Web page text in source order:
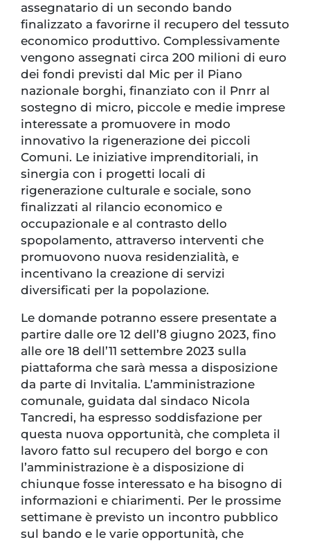
assegnatario di un secondo bando
finalizzato a favorirne il recupero del tessuto
economico produttivo. Complessivamente
vengono assegnati circa 200 milioni di euro
dei fondi previsti dal Mic per il Piano
nazionale borghi, finanziato con il Pnrr al
sostegno di micro, piccole e medie imprese
interessate a promuovere in modo
innovativo la rigenerazione dei piccoli
Comuni. Le iniziative imprenditoriali, in
sinergia con i progetti locali di
rigenerazione culturale e sociale, sono
finalizzati al rilancio economico e
occupazionale e al contrasto dello
spopolamento, attraverso interventi che
promuovono nuova residenzialità, e
incentivano la creazione di servizi
diversificati per la popolazione.
Le domande potranno essere presentate a
partire dalle ore 12 dell’8 giugno 2023, fino
alle ore 18 dell’11 settembre 2023 sulla
piattaforma che sarà messa a disposizione
da parte di Invitalia. L’amministrazione
comunale, guidata dal sindaco Nicola
Tancredi, ha espresso soddisfazione per
questa nuova opportunità, che completa il
lavoro fatto sul recupero del borgo e con
l’amministrazione è a disposizione di
chiunque fosse interessato e ha bisogno di
informazioni e chiarimenti. Per le prossime
settimane è previsto un incontro pubblico
sul bando e le varie opportunità, che